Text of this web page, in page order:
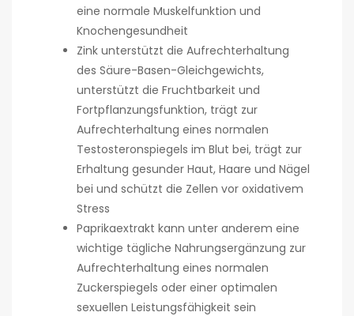
eine normale Muskelfunktion und
Knochengesundheit
Zink unterstützt die Aufrechterhaltung
des Säure-Basen-Gleichgewichts,
unterstützt die Fruchtbarkeit und
Fortpflanzungsfunktion, trägt zur
Aufrechterhaltung eines normalen
Testosteronspiegels im Blut bei, trägt zur
Erhaltung gesunder Haut, Haare und Nägel
bei und schützt die Zellen vor oxidativem
Stress
Paprikaextrakt kann unter anderem eine
wichtige tägliche Nahrungsergänzung zur
Aufrechterhaltung eines normalen
Zuckerspiegels oder einer optimalen
sexuellen Leistungsfähigkeit sein